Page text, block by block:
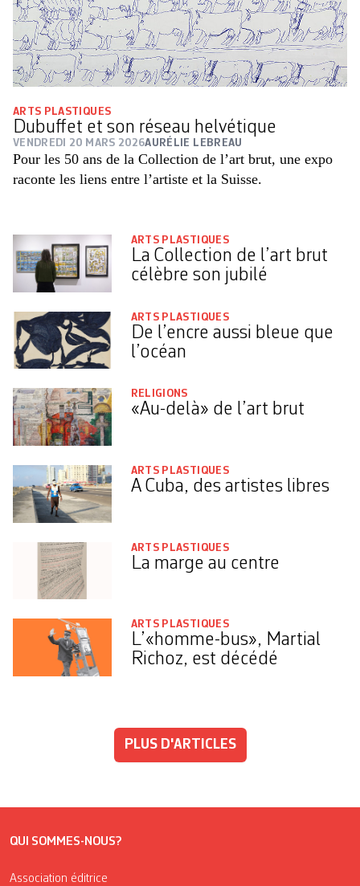
ARTS PLASTIQUES
Dubuffet et son réseau helvétique
VENDREDI 20 MARS 2026AURÉLIE LEBREAU
Pour les 50 ans de la Collection de l’art brut, une expo
raconte les liens entre l’artiste et la Suisse.
ARTS PLASTIQUES
La Collection de l’art brut
célèbre son jubilé
ARTS PLASTIQUES
De l’encre aussi bleue que
l’océan
RELIGIONS
«Au-delà» de l’art brut
ARTS PLASTIQUES
A Cuba, des artistes libres
ARTS PLASTIQUES
La marge au centre
ARTS PLASTIQUES
L’«homme-bus», Martial
Richoz, est décédé
PLUS D'ARTICLES
QUI SOMMES-NOUS?
Association éditrice